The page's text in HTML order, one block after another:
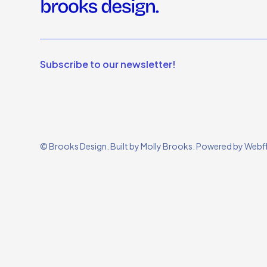
Subscribe to our newsletter!
© Brooks Design. Built by Molly Brooks. Powered by